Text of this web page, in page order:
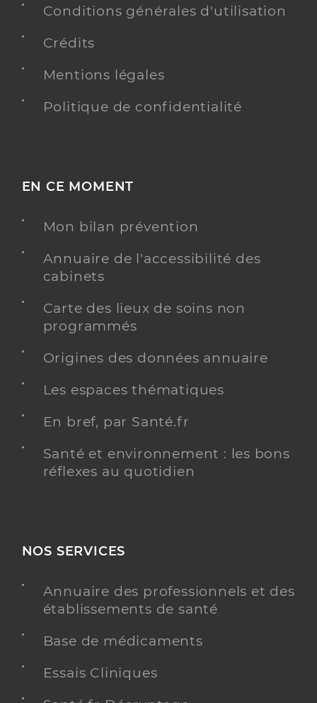
Conditions générales d'utilisation
Crédits
Mentions légales
Politique de confidentialité
EN CE MOMENT
Mon bilan prévention
Annuaire de l'accessibilité des
cabinets
Carte des lieux de soins non
programmés
Origines des données annuaire
Les espaces thématiques
En bref, par Santé.fr
Santé et environnement : les bons
réflexes au quotidien
NOS SERVICES
Annuaire des professionnels et des
établissements de santé
Base de médicaments
Essais Cliniques